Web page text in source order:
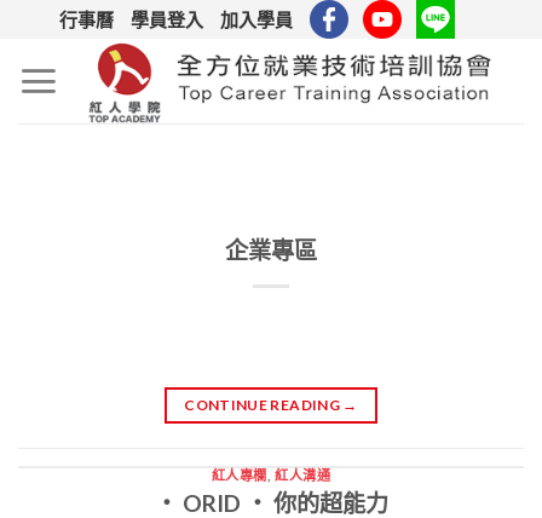
content
行事曆 學員登入 加入學員
企業專區
CONTINUE READING →
紅人專欄 ,紅人溝通
‧ ORID ‧ 你的超能力